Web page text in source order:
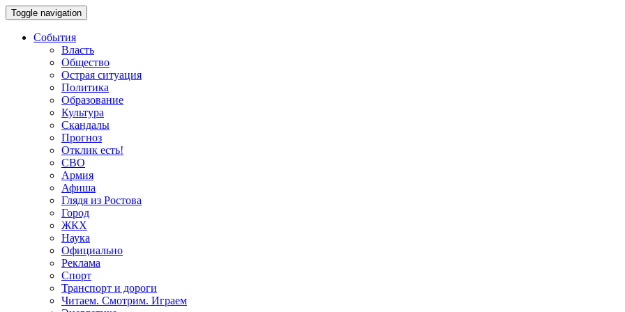
Toggle navigation
События
Власть
Общество
Острая ситуация
Политика
Образование
Культура
Скандалы
Прогноз
Отклик есть!
СВО
Армия
Афиша
Глядя из Ростова
Город
ЖКХ
Наука
Официально
Реклама
Спорт
Транспорт и дороги
Читаем. Смотрим. Играем